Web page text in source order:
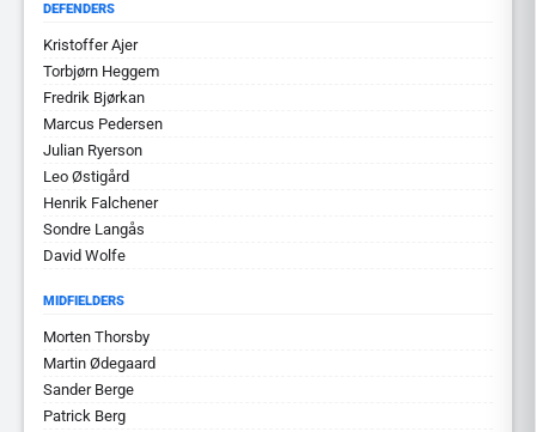
DEFENDERS
Kristoffer Ajer
Torbjørn Heggem
Fredrik Bjørkan
Marcus Pedersen
Julian Ryerson
Leo Østigård
Henrik Falchener
Sondre Langås
David Wolfe
MIDFIELDERS
Morten Thorsby
Martin Ødegaard
Sander Berge
Patrick Berg